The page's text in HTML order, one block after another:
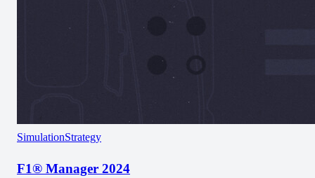
SimulationStrategy
F1® Manager 2024